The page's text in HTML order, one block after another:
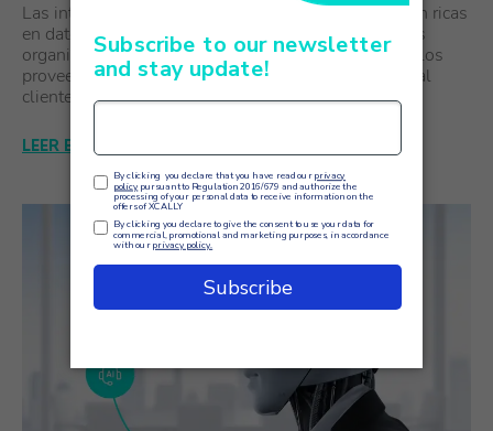
Las interacciones con los clientes nunca han sido tan ricas
en datos ni tan difíciles de comprender. Cada día, las
organizaciones medianas y grandes, especialmente los
proveedores de servicios que gestionan la atención al
cliente en…
LEER EL ARTÍCULO